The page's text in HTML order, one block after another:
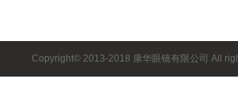
Copyright© 2013-2018 康华眼镜有限公司 All